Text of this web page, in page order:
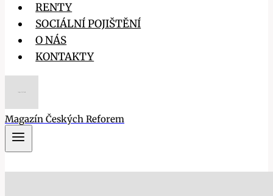
RENTY
SOCIÁLNÍ POJIŠTĚNÍ
O NÁS
KONTAKTY
Magazín Českých Reforem